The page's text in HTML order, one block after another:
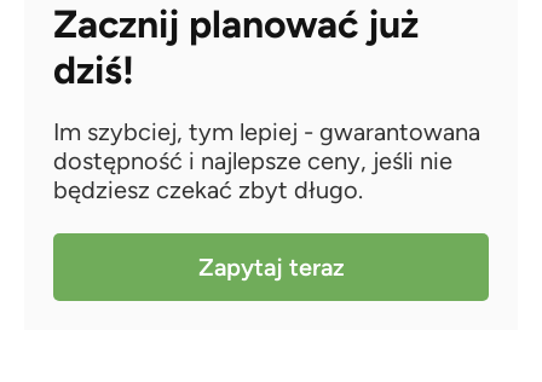
Zacznij planować już
dziś!
Im szybciej, tym lepiej - gwarantowana
dostępność i najlepsze ceny, jeśli nie
będziesz czekać zbyt długo.
Zapytaj teraz